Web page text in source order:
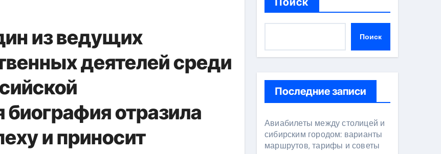
из ведущих
деятелей среди
биография отразила
и приносит
Поиск
Последние записи
Авиабилеты между столицей и
сибирским городом: варианты
маршрутов, тарифы и советы